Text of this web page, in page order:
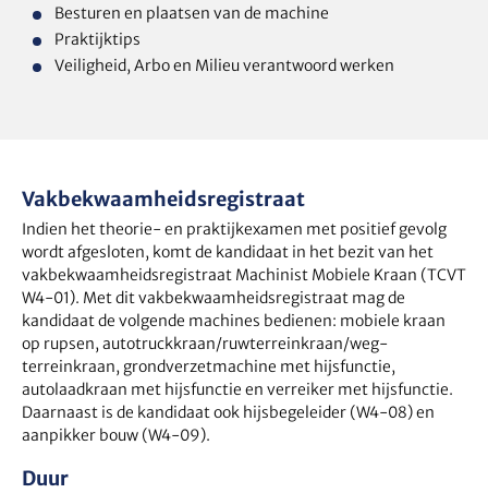
Besturen en plaatsen van de machine
Praktijktips
Veiligheid, Arbo en Milieu verantwoord werken
Vakbekwaamheidsregistraat
Indien het theorie- en praktijkexamen met positief gevolg
wordt afgesloten, komt de kandidaat in het bezit van het
vakbekwaamheidsregistraat Machinist Mobiele Kraan (TCVT
W4-01). Met dit vakbekwaamheidsregistraat mag de
kandidaat de volgende machines bedienen: mobiele kraan
op rupsen, autotruckkraan/ruwterreinkraan/weg-
terreinkraan, grondverzetmachine met hijsfunctie,
autolaadkraan met hijsfunctie en verreiker met hijsfunctie.
Daarnaast is de kandidaat ook hijsbegeleider (W4-08) en
aanpikker bouw (W4-09).
Duur